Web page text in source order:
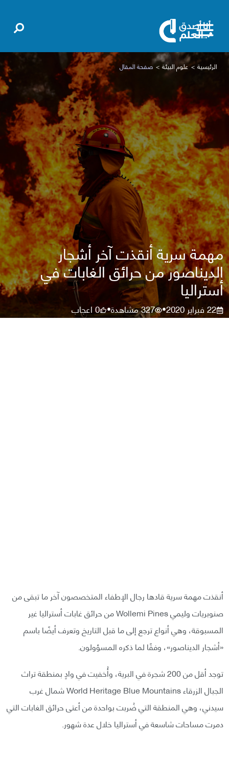
الرئيسية علوم البيئة صفحة المقال
مهمة سرية أنقذت آخر أشجار
الديناصور من حرائق الغابات في
أستراليا
22 فبراير 2020 •
327مشاهدة•
0اعجاب
أنقذت مهمة سرية قادها رجال الإطفاء المتخصصون آخر ما تبقى من
صنوبريات وليمي Wollemi Pines من حرائق غابات أستراليا غير
المسبوقة، وهي أنواع ترجع إلى ما قبل التاريخ وتعرف أيضًا باسم
«أشجار الديناصور»، وفقًا لما ذكره المسؤولون.
توجد أقل من 200 شجرة في البرية، وأُخفيت في وادٍ بمنطقة تراث
الجبال الزرقاء World Heritage Blue Mountains شمال غرب
سيدني، وهي المنطقة التي ضُربت بواحدة من أعتى حرائق الغابات التي
دمرت مساحات شاسعة في أستراليا خلال عدة شهور.